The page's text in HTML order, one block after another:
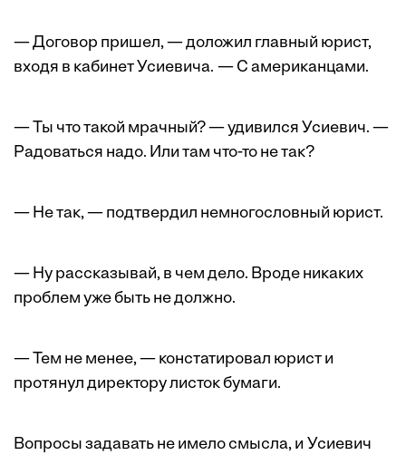
— Договор пришел, — доложил главный юрист,
входя в кабинет Усиевича. — С американцами.
— Ты что такой мрачный? — удивился Усиевич. —
Радоваться надо. Или там что-то не так?
— Не так, — подтвердил немного­словный юрист.
— Ну рассказывай, в чем дело. Вроде никаких
проблем уже быть не должно.
— Тем не менее, — констатировал юрист и
протянул директору листок бумаги.
Вопросы задавать не имело смысла, и Усиевич